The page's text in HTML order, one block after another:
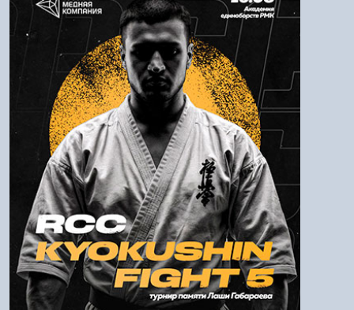
Логин:
Пароль
Войти
Напомнить пароль
Регистрация